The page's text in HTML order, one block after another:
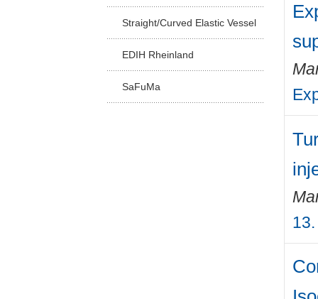
Straight/Curved Elastic Vessel
EDIH Rheinland
SaFuMa